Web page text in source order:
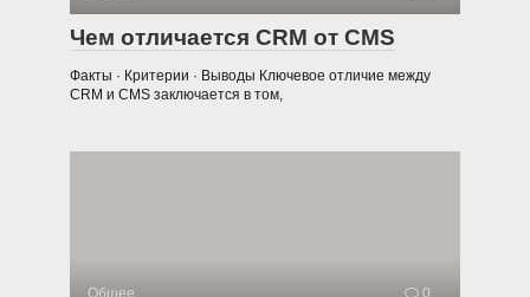
Чем отличается CRM от CMS
Факты · Критерии · Выводы Ключевое отличие между
CRM и CMS заключается в том,
Общее 0